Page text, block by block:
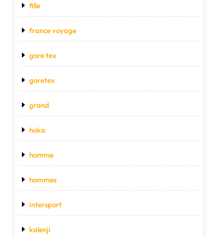
fille
france voyage
gore tex
goretex
grand
hoka
homme
hommes
intersport
kalenji